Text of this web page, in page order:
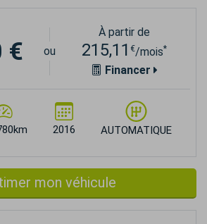
2016 AUTOMATIQUE
€ ou
À partir de
215,11 €/mois*
Financer
mon véhicule